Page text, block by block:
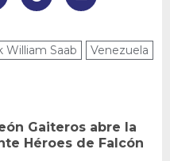
William Saab Venezuela
Gaiteros abre la
Héroes de Falcón